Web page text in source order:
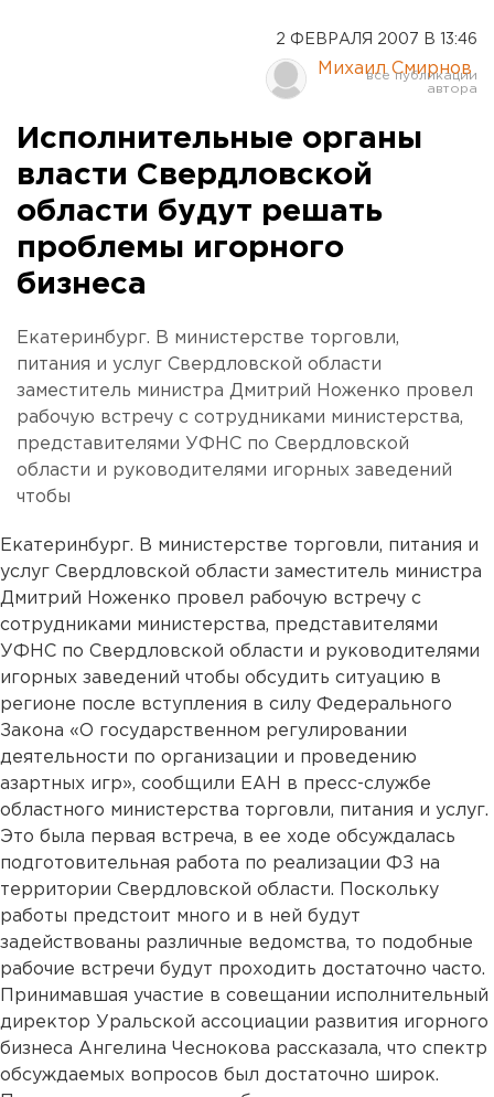
2 ФЕВРАЛЯ 2007 В 13:46
Михаил Смирнов
Исполнительные органы
власти Свердловской
области будут решать
проблемы игорного
бизнеса
Екатеринбург. В министерстве торговли,
питания и услуг Свердловской области
заместитель министра Дмитрий Ноженко провел
рабочую встречу с сотрудниками министерства,
представителями УФНС по Свердловской
области и руководителями игорных заведений
чтобы
Екатеринбург. В министерстве торговли, питания и
услуг Свердловской области заместитель министра
Дмитрий Ноженко провел рабочую встречу с
сотрудниками министерства, представителями
УФНС по Свердловской области и руководителями
игорных заведений чтобы обсудить ситуацию в
регионе после вступления в силу Федерального
Закона «О государственном регулировании
деятельности по организации и проведению
азартных игр», сообщили ЕАН в пресс-службе
областного министерства торговли, питания и услуг.
Это была первая встреча, в ее ходе обсуждалась
подготовительная работа по реализации ФЗ на
территории Свердловской области. Поскольку
работы предстоит много и в ней будут
задействованы различные ведомства, то подобные
рабочие встречи будут проходить достаточно часто.
Принимавшая участие в совещании исполнительный
директор Уральской ассоциации развития игорного
бизнеса Ангелина Чеснокова рассказала, что спектр
обсуждаемых вопросов был достаточно широк.